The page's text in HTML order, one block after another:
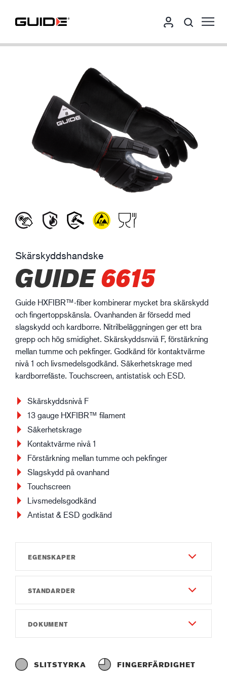
Skärskyddshandske
GUIDE6615
Guide HXFIBR™-fiber kombinerar mycket bra skärskydd
och fingertoppskänsla. Ovanhanden är försedd med
slagskydd och kardborre. Nitrilbeläggningen ger ett bra
grepp och hög smidighet. Skärskyddsnviå F, förstärkning
mellan tumme och pekfinger. Godkänd för kontaktvärme
nivå 1 och livsmedelsgodkänd. Säkerhetskrage med
kardborrefäste. Touchscreen, antistatisk och ESD.
Skärskyddsnivå F
13 gauge HXFIBR™ filament
Säkerhetskrage
Kontaktvärme nivå 1
Förstärkning mellan tumme och pekfinger
Slagskydd på ovanhand
Touchscreen
Livsmedelsgodkänd
Antistat & ESD godkänd
EGENSKAPER
Slitstyrka
8
Fingerfärdighet
6
Gauge
Gauge13
STANDARDER
4X43FP
R:2.0x10⁸-9.1x10⁸Ω
DOKUMENT
Instruction of use GUIDE 6615.pdf
SLITSTYRKA FINGERFÄRDIGHET